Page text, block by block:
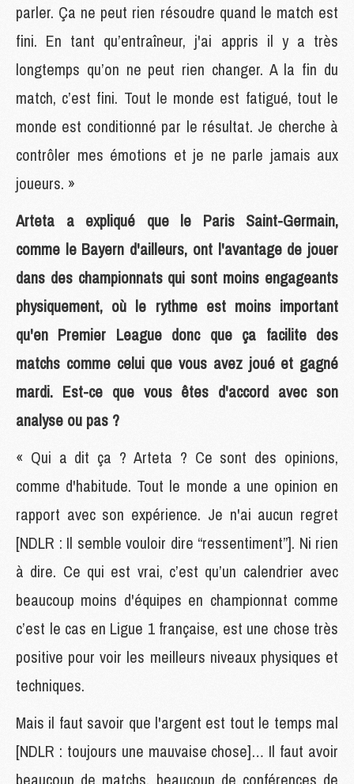
parler. Ça ne peut rien résoudre quand le match est
fini. En tant qu’entraîneur, j'ai appris il y a très
longtemps qu’on ne peut rien changer. A la fin du
match, c’est fini. Tout le monde est fatigué, tout le
monde est conditionné par le résultat. Je cherche à
contrôler mes émotions et je ne parle jamais aux
joueurs. »
Arteta a expliqué que le Paris Saint-Germain,
comme le Bayern d'ailleurs, ont l'avantage de jouer
dans des championnats qui sont moins engageants
physiquement, où le rythme est moins important
qu'en Premier League donc que ça facilite des
matchs comme celui que vous avez joué et gagné
mardi. Est-ce que vous êtes d'accord avec son
analyse ou pas ?
« Qui a dit ça ? Arteta ? Ce sont des opinions,
comme d'habitude. Tout le monde a une opinion en
rapport avec son expérience. Je n'ai aucun regret
[NDLR : Il semble vouloir dire “ressentiment”]. Ni rien
à dire. Ce qui est vrai, c’est qu’un calendrier avec
beaucoup moins d'équipes en championnat comme
c’est le cas en Ligue 1 française, est une chose très
positive pour voir les meilleurs niveaux physiques et
techniques.
Mais il faut savoir que l'argent est tout le temps mal
[NDLR : toujours une mauvaise chose]… Il faut avoir
beaucoup de matchs, beaucoup de conférences de